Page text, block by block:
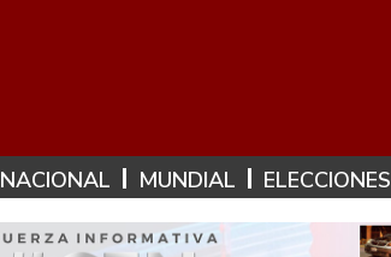
NACIONAL MUNDIAL ELECCIONES